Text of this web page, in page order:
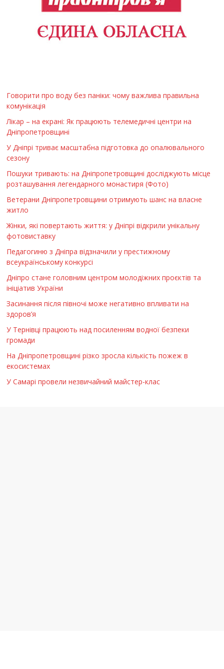
Говорити про воду без паніки: чому важлива правильна
комунікація
Лікар – на екрані: Як працюють телемедичні центри на
Дніпропетровщині
У Дніпрі триває масштабна підготовка до опалювального
сезону
Пошуки тривають: на Дніпропетровщині досліджують місце
розташування легендарного монастиря (Фото)
Ветерани Дніпропетровщини отримують шанс на власне
житло
Жінки, які повертають життя: у Дніпрі відкрили унікальну
фотовиставку
Педагогиню з Дніпра відзначили у престижному
всеукраїнському конкурсі
Дніпро стане головним центром молодіжних проєктів та
ініціатив України
Засинання після півночі може негативно впливати на
здоров’я
У Тернівці працюють над посиленням водної безпеки
громади
На Дніпропетровщині різко зросла кількість пожеж в
екосистемах
У Самарі провели незвичайний майстер-клас